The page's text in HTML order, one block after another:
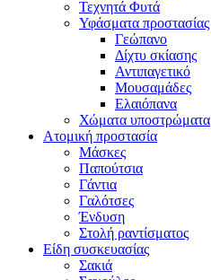
Τεχνητά Φυτά
Υφάσματα προστασίας
Γεώπανο
Δίχτυ σκίασης
Αντιπαγετικό
Μουσαμάδες
Ελαιόπανα
Χώματα υποστρώματα
Ατομική προστασία
Μάσκες
Παπούτσια
Γάντια
Γαλότσες
Ένδυση
Στολή ραντίσματος
Είδη συσκευασίας
Σακιά